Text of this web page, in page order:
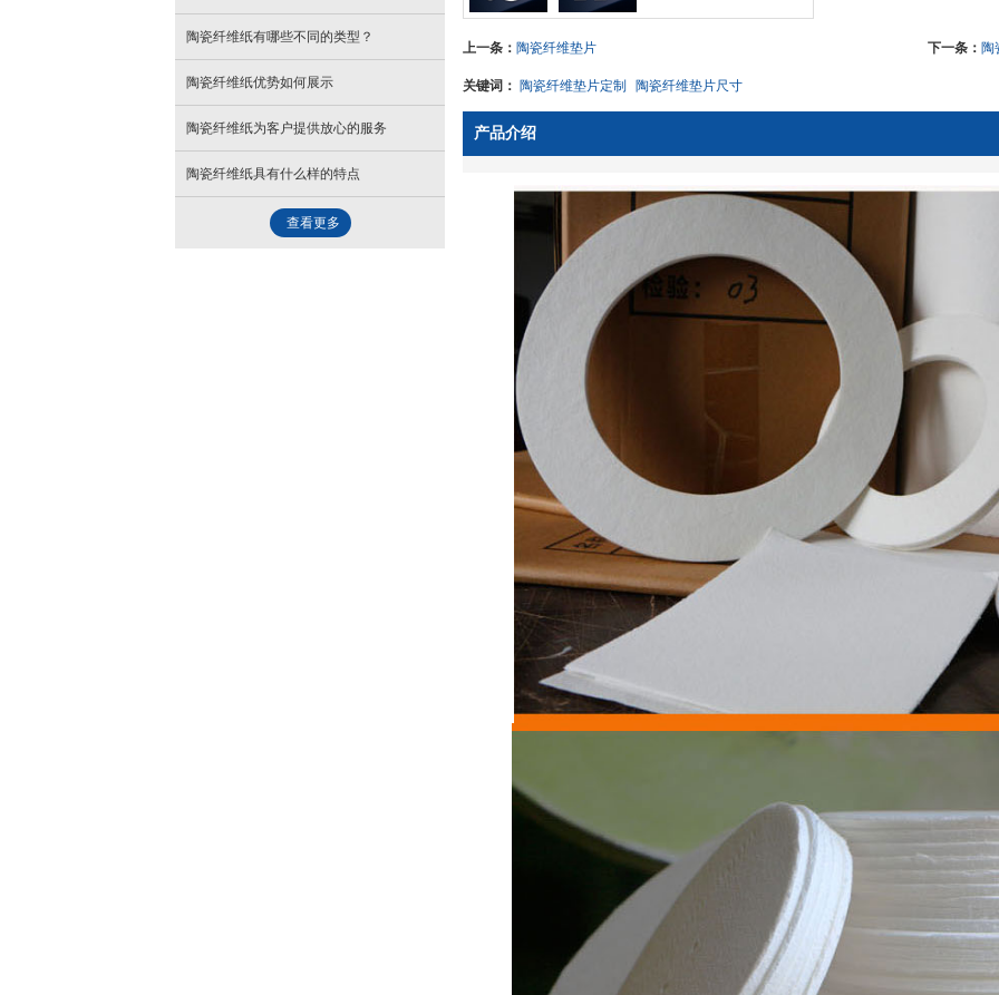
上一条： 陶瓷纤维垫片 下一条： 陶
关键词： 陶瓷纤维垫片定制 陶瓷纤维垫片尺寸
产品介绍
陶瓷纤维纸有哪些不同的类型？
陶瓷纤维纸优势如何展示
陶瓷纤维纸为客户提供放心的服务
陶瓷纤维纸具有什么样的特点
查看更多